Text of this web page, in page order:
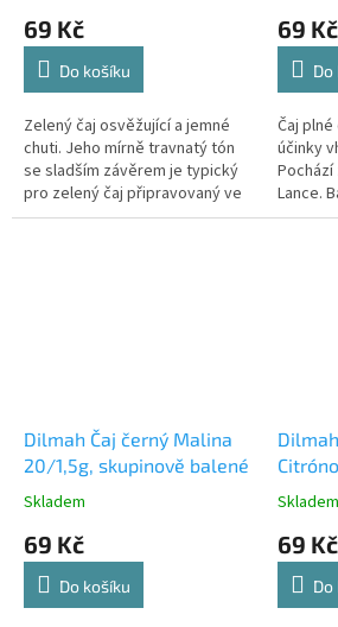
69 Kč
Do košíku
Zelený čaj osvěžující a jemné
chuti. Jeho mírně travnatý tón
se sladším závěrem je typický
pro zelený čaj připravovaný ve
stylu sencha.
69 Kč
Do
Čaj
účinky
Pochází
Lance.
Dilmah Čaj černý Malina
20/1,5g, skupinově balené
Skladem
69 Kč
Do košíku
20/
Skladem
69 Kč
Do